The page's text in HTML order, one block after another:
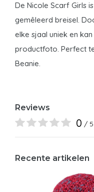
De Nicole Scarf Girls
gemêleerd breisel.
elke sjaal uniek en
productfoto. Perfect
Beanie.
Reviews
0 / 5
Recente artikelen